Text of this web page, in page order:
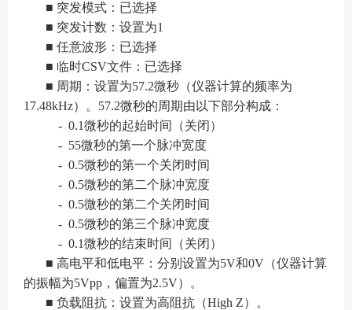
■ 突发模式：已选择
■ 突发计数：设置为1
■ 任意波形：已选择
■ 临时CSV文件：已选择
■ 周期：设置为57.2微秒（仪器计算的频率为
17.48kHz）。57.2微秒的周期由以下部分构成：
- 0.1微秒的起始时间（关闭）
- 55微秒的第一个脉冲宽度
- 0.5微秒的第一个关闭时间
- 0.5微秒的第二个脉冲宽度
- 0.5微秒的第二个关闭时间
- 0.5微秒的第三个脉冲宽度
- 0.1微秒的结束时间（关闭）
■ 高电平和低电平：分别设置为5V和0V（仪器计算
的振幅为5Vpp，偏置为2.5V）。
■ 负载阻抗：设置为高阻抗（High Z）。